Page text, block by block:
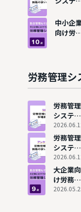
サービ
7選も紹
介
場を解
説！安
中小企
向け労
怠管理
できる
ービス
紹介
労務管理シ
労務管理
システム
のシェア
と市場規
模を解
説！人気
サービス
7選も紹
介
労務管理
システム
の費用相
場を解
説！安く
使える有
大企業向
け労務管
理システ